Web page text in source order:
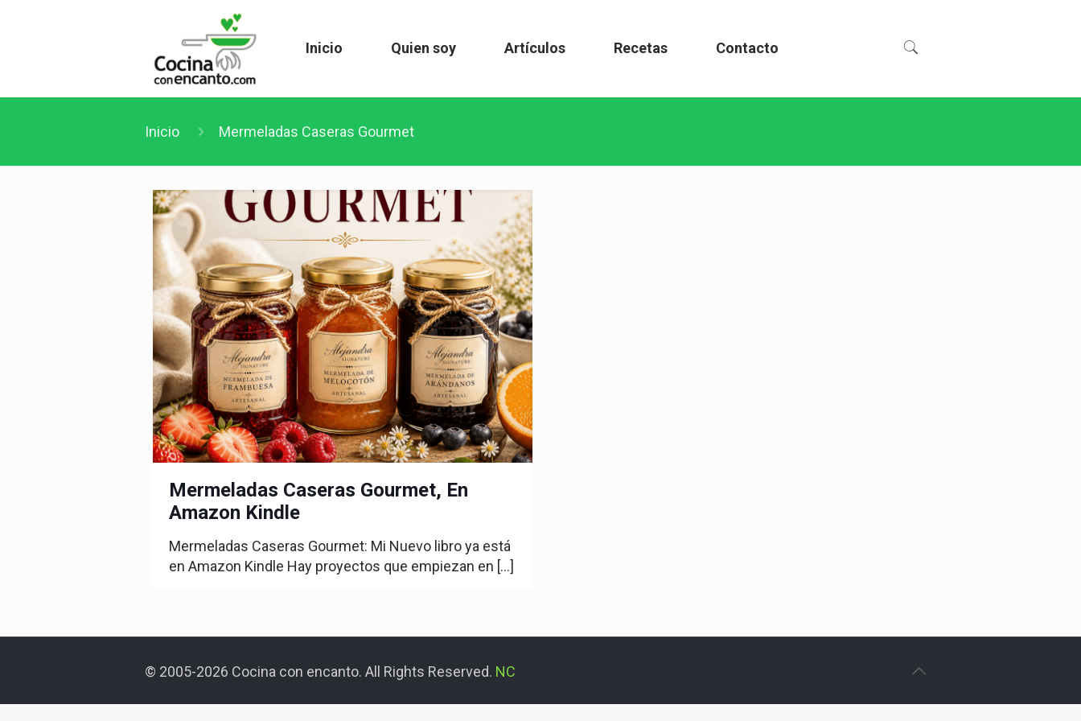
Inicio Quien soy Artículos Recetas Contacto
Inicio Mermeladas Caseras Gourmet
Mermeladas Caseras Gourmet, En
Amazon Kindle
Mermeladas Caseras Gourmet: Mi Nuevo libro ya está
en Amazon Kindle Hay proyectos que empiezan en […]
© 2005-2026 Cocina con encanto. All Rights Reserved. NC